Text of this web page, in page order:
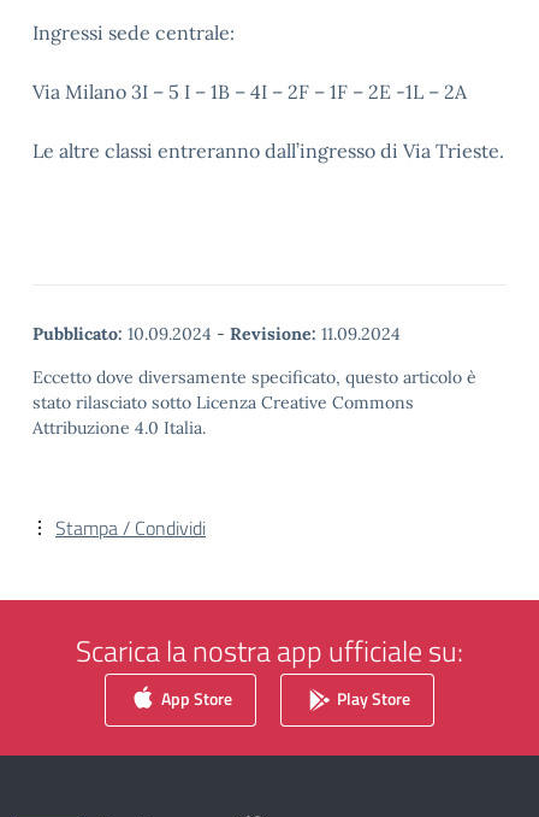
Ingressi sede centrale:
Via Milano 3I – 5 I – 1B – 4I – 2F – 1F – 2E -1L – 2A
Le altre classi entreranno dall’ingresso di Via Trieste.
Pubblicato: 10.09.2024 - Revisione: 11.09.2024
Eccetto dove diversamente specificato, questo articolo è
stato rilasciato sotto Licenza Creative Commons
Attribuzione 4.0 Italia.
Stampa / Condividi
Scarica la nostra app ufficiale su:
App Store Play Store